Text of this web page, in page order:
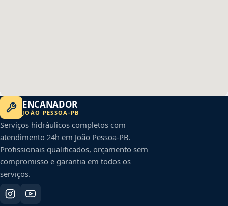
ENCANADOR
JOÃO PESSOA -PB
Serviços hidráulicos completos com
atendimento 24h em João Pessoa-PB.
Profissionais qualificados, orçamento sem
compromisso e garantia em todos os
serviços.